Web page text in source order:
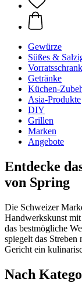
Gewürze
Süßes &
Vorratsschrank
Getränke
Küchen-
Asia-Produkte
DIY
Grillen
Marken
Angebote
Entdecke
von Spring
Die Schweizer
Handwerkskunst
das bestmögliche
spiegelt das
Gericht ein
Nach